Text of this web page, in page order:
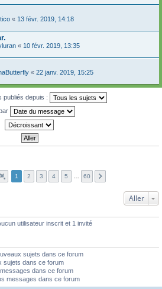
« 13 févr. 2019, 14:18
« 10 févr. 2019, 13:35
« 22 janv. 2019, 15:25
publiés depuis :
1 2 3 4 5 60
Aller
utilisateur inscrit et 1 invité
sujets dans ce forum
sujets dans ce forum
dans ce forum
messages dans ce forum